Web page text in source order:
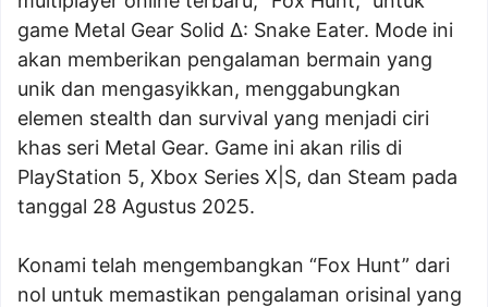
game Metal Gear Solid Δ: Snake Eater. Mode ini
akan memberikan pengalaman bermain yang
unik dan mengasyikkan, menggabungkan
elemen stealth dan survival yang menjadi ciri
khas seri Metal Gear. Game ini akan rilis di
PlayStation 5, Xbox Series X|S, dan Steam pada
tanggal 28 Agustus 2025.
Konami telah mengembangkan “Fox Hunt” dari
nol untuk memastikan pengalaman orisinal yang